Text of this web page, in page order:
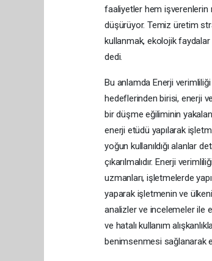
faaliyetler hem işverenlerin
düşürüyor. Temiz üretim
kullanmak, ekolojik faydalar
dedi.
Bu anlamda Enerji verimliliği
hedeflerinden birisi, enerji
bir düşme eğiliminin
enerji etüdü yapılarak
yoğun kullanıldığı alanlar
çıkarılmalıdır. Enerji
uzmanları, işletmelerde
yaparak işletmenin ve
analizler ve incelemeler ile
ve hatalı kullanım
benimsenmesi sağlanarak